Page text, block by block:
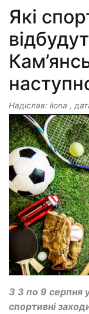
Які
Надіслав: ilona ,
З 3 по 9 серпня
спортивні